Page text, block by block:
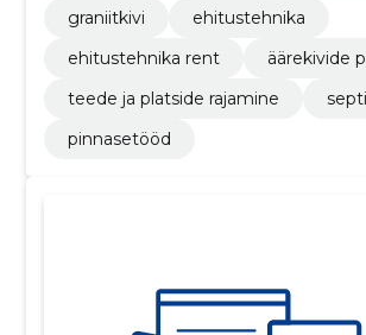
graniitkivi
ehitustehnika
ehitustehnika rent
äärekivide
teede ja platside rajamine
pinnasetööd